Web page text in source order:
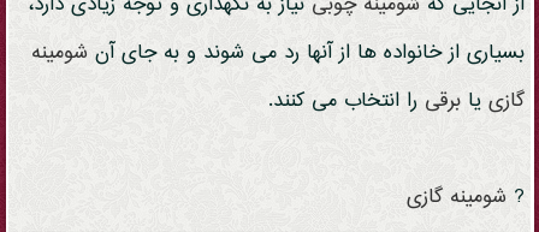
بسیاری از خانواده ها از آنها رد می شوند و به جای آن شومینه
گازییا برقی را انتخاب می کنند.
? شومینه گازی